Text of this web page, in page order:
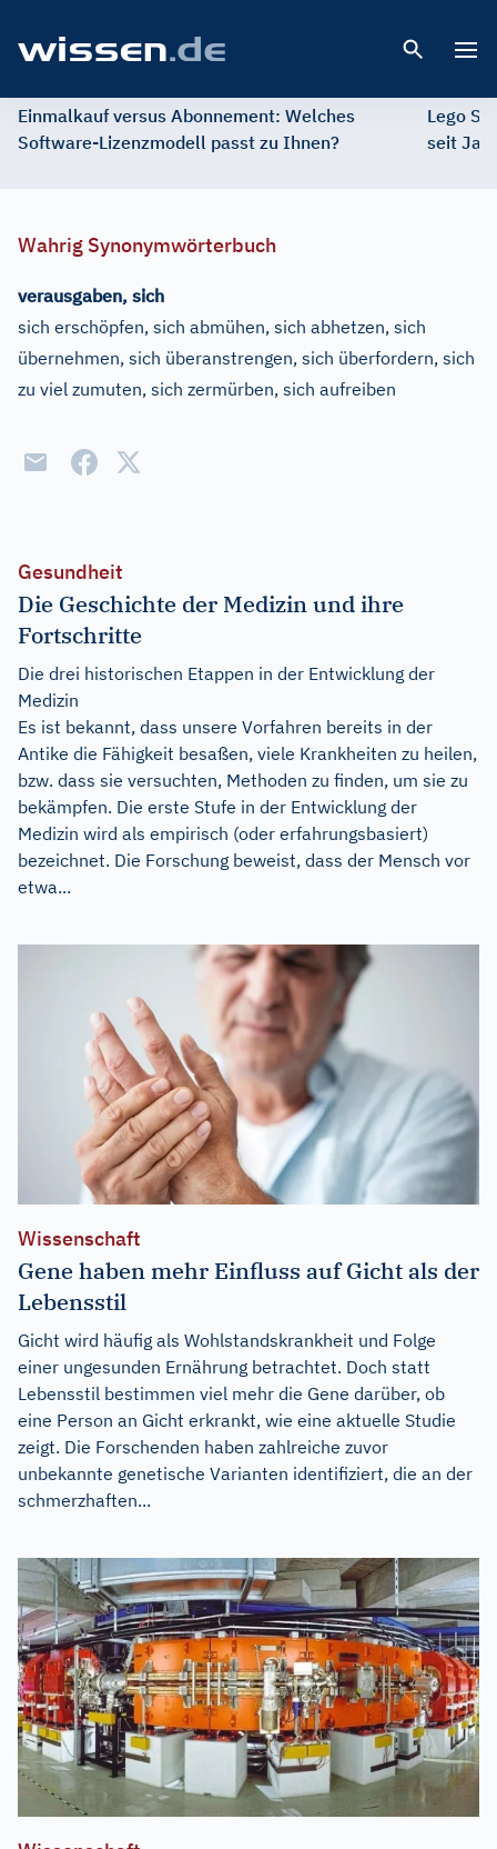
Einmalkauf versus Abonnement: Welches
Software-Lizenzmodell passt zu Ihnen?
Lego
seit
Wahrig Synonymwörterbuch
verausgaben, sich
sich erschöpfen, sich abmühen, sich abhetzen, sich
übernehmen, sich überanstrengen, sich überfordern, sich
zu viel zumuten, sich zermürben, sich aufreiben
Gesundheit
Die Geschichte der Medizin und ihre
Fortschritte
Die drei historischen Etappen in der Entwicklung der
Medizin
Es ist bekannt, dass unsere Vorfahren bereits in der
Antike die Fähigkeit besaßen, viele Krankheiten zu heilen,
bzw. dass sie versuchten, Methoden zu finden, um sie zu
bekämpfen. Die erste Stufe in der Entwicklung der
Medizin wird als empirisch (oder erfahrungsbasiert)
bezeichnet. Die Forschung beweist, dass der Mensch vor
etwa...
Wissenschaft
Gene haben mehr Einfluss auf Gicht als der
Lebensstil
Gicht wird häufig als Wohlstandskrankheit und Folge
einer ungesunden Ernährung betrachtet. Doch statt
Lebensstil bestimmen viel mehr die Gene darüber, ob
eine Person an Gicht erkrankt, wie eine aktuelle Studie
zeigt. Die Forschenden haben zahlreiche zuvor
unbekannte genetische Varianten identifiziert, die an der
schmerzhaften...